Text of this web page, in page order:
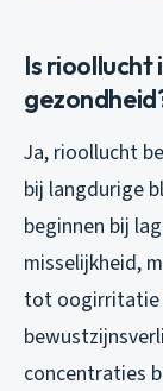
Is rioollucht
Ja, rioollucht
bij langdurige
beginnen bij
misselijkheid,
tot oogirritatie
concentraties